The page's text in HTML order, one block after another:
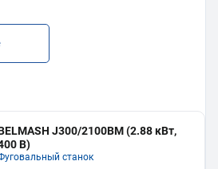
J300/2100ВМ (2.88 кВт,
В)
станок